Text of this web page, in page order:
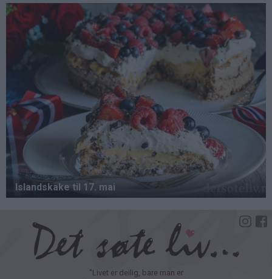
Hopp
hovedinnhold
"Livet er deilig, bare man er